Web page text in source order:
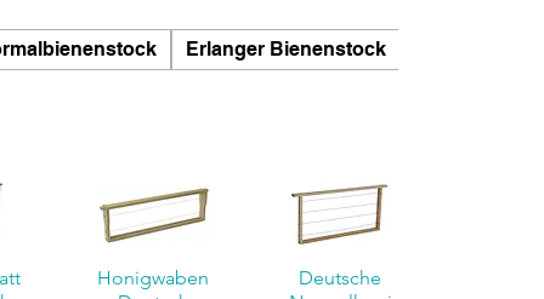
Erlanger Bienenstock
Honigwaben
Deutsche